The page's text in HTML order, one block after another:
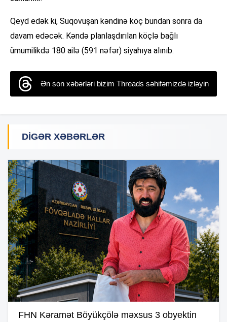
Qeyd edək ki, Suqovuşan kəndinə köç bundan sonra da
davam edəcək. Kəndə planlaşdırılan köçlə bağlı
ümumilikdə 180 ailə (591 nəfər) siyahıya alınıb.
Ən son xəbərləri bizim Threads səhifəmizdə izləyin
DIGƏR XƏBƏRLƏR
FHN Kəramət Böyükçölə məxsus 3 obyektin